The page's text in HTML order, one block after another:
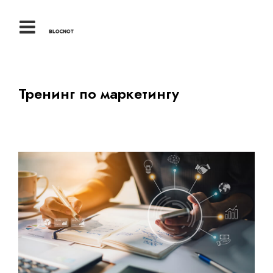
Тренинг по маркетингу